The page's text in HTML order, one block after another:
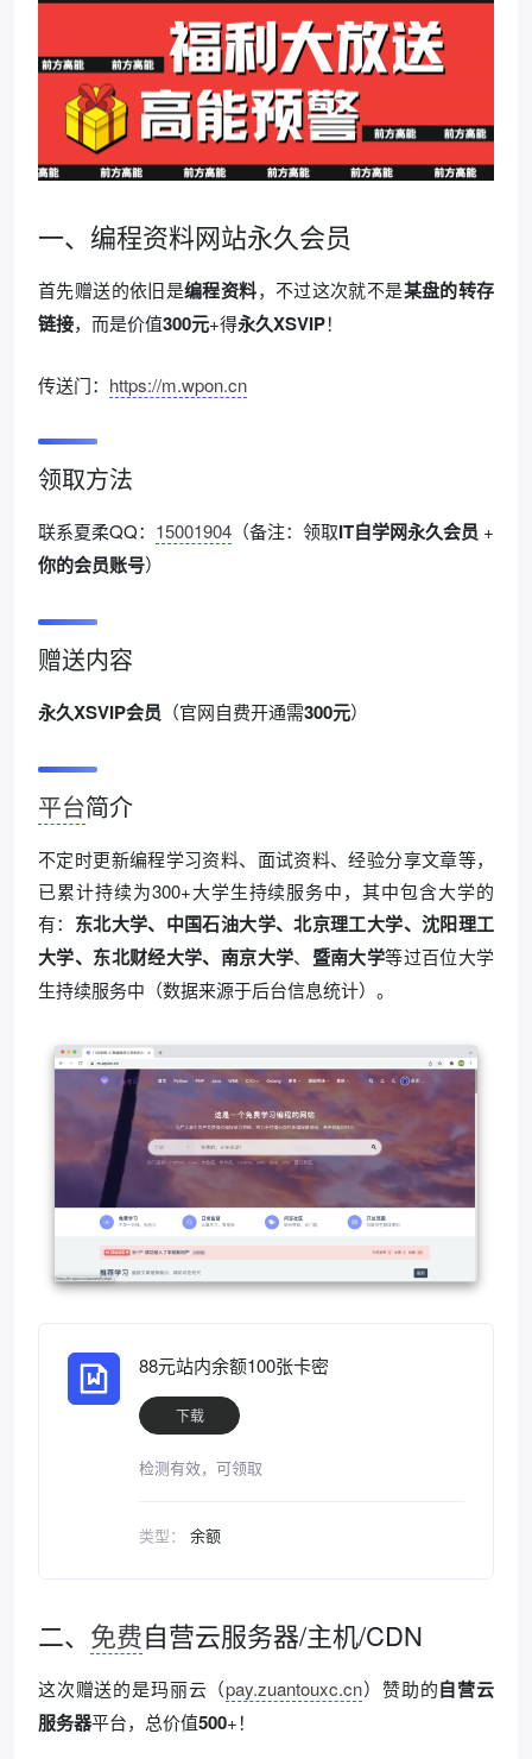
一、编程资料网站永久会员
首先赠送的依旧是编程资料，不过这次就不是某盘的转存
链接，而是价值300元+得永久XSVIP！
传送门： https://m.wpon.cn
领取方法
联系夏柔QQ： 15001904 （备注：领取IT自学网永久会员 +
你的会员账号）
赠送内容
永久XSVIP会员 （官网自费开通需300元）
平台简介
不定时更新编程学习资料、面试资料、经验分享文章等，
已累计持续为300+大学生持续服务中，其中包含大学的
有： 东北大学、中国石油大学、北京理工大学、沈阳理工
大学、东北财经大学、南京大学、 暨南大学等过百位大学
生持续服务中（数据来源于后台信息统计）。
88元站内余额100张卡密
下载
检测有效，可领取
类型： 余额
二、 免费自营云服务器/主机/CDN
这次赠送的是玛丽云（pay.zuantouxc.cn）赞助的自营云
服务器平台，总价值500+！